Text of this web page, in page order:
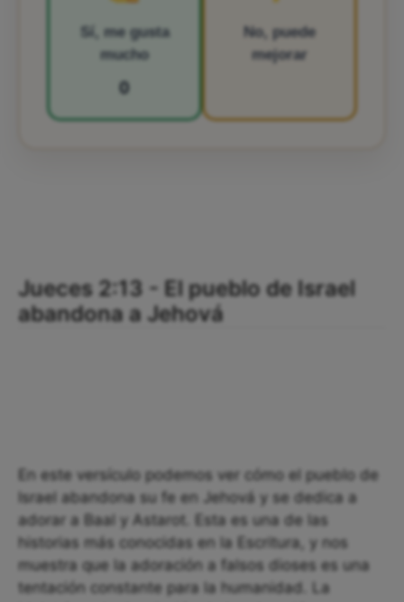
Sí, me gusta
mucho
0
No, puede
mejorar
Jueces 2:13 - El pueblo de Israel
abandona a Jehová
En este versículo podemos ver cómo el pueblo de
Israel abandona su fe en Jehová y se dedica a
adorar a Baal y Astarot. Esta es una de las
historias más conocidas en la Escritura, y nos
muestra que la adoración a falsos dioses es una
tentación constante para la humanidad. La